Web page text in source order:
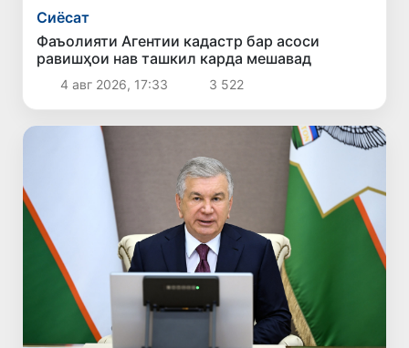
Сиёсат
Фаъолияти Агентии кадастр бар асоси
равишҳои нав ташкил карда мешавад
4 авг 2026, 17:33 3 522